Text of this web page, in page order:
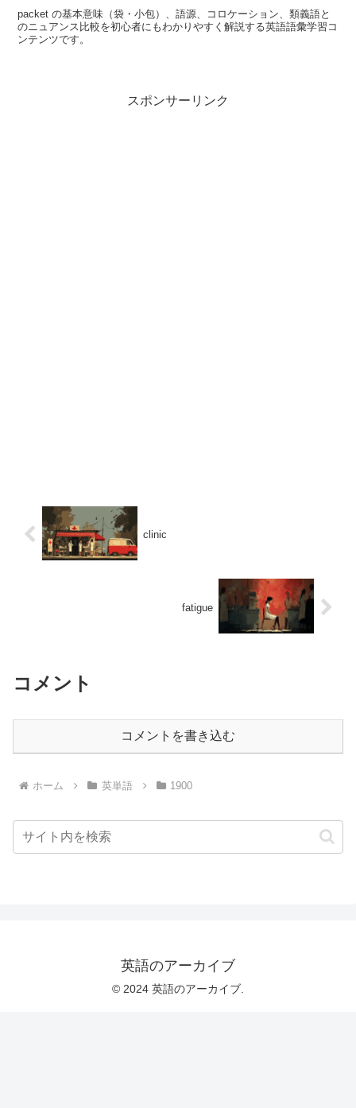
packet の基本意味（袋・小包）、語源、コロケーション、類義語と
のニュアンス比較を初心者にもわかりやすく解説する英語語彙学習コ
ンテンツです。
スポンサーリンク
clinic
fatigue
コメント
コメントを書き込む
ホーム 英単語 1900
英語のアーカイブ
© 2024 英語のアーカイブ.